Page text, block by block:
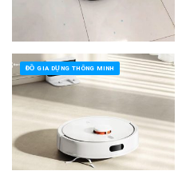
ĐỒ GIA DỤNG THÔNG MINH